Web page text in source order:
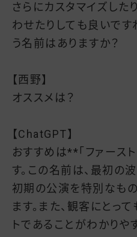
さらにカスタマイズした
わせたりしても良いです
う名前はありますか？
【西野】
オススメは？
【ChatGPT】
おすすめは**「ファース
す。この名前は、最初の
初期の公演を特別なも
ます。また、観客にとっ
トであることがわかりや